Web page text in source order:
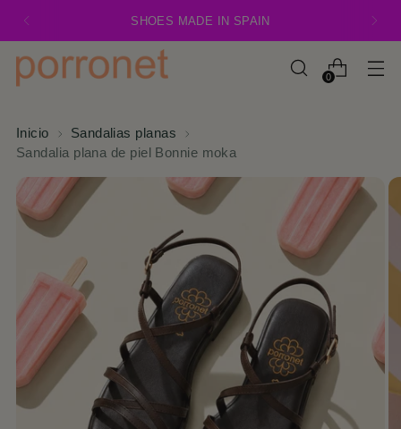
0
SHOES MADE IN SPAIN
Inicio
Sandalias planas
Sandalia plana de piel Bonnie moka